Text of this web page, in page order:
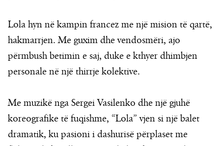
Lola hyn në kampin francez me një mision të qartë,
hakmarrjen. Me guxim dhe vendosmëri, ajo
përmbush betimin e saj, duke e kthyer dhimbjen
personale në një thirrje kolektive.
Me muzikë nga Sergei Vasilenko dhe një gjuhë
koreografike të fuqishme, “Lola” vjen si një balet
dramatik, ku pasioni i dashurisë përplaset me